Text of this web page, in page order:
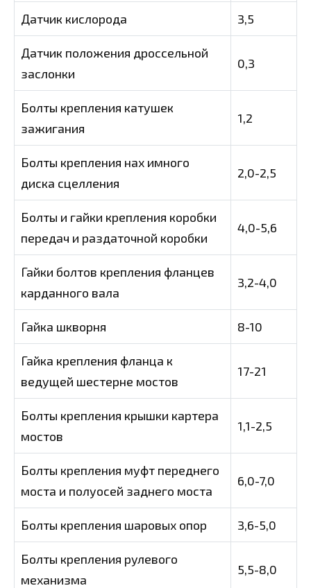
Датчик кислорода 3,5
Датчик положения дроссельной
заслонки
0,3
Болты крепления катушек
зажигания
1,2
Болты крепления нах имного
диска сцелления
2,0-2,5
Болты и гайки крепления коробки
передач и раздаточной коробки
4,0-5,6
Гайки болтов крепления фланцев
карданного вала
3,2-4,0
Гайка шкворня 8-10
Гайка крепления фланца к
ведущей шестерне мостов
17-21
Болты крепления крышки картера
мостов
1,1-2,5
Болты крепления муфт переднего
моста и полуосей заднего моста
6,0-7,0
Болты крепления шаровых опор 3,6-5,0
Болты крепления рулевого
механизма
5,5-8,0